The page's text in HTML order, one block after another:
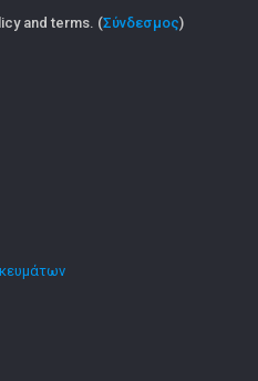
and terms. (Σύνδεσμος)